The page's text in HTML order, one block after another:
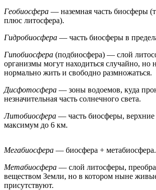
Геобиосфера — наземная часть биосферы
плюс литосфера).
Гидробиосфера — часть биосферы в
Гипобиосфера (подбиосфера) — слой
организмы могут находиться случайно, но
нормально жить и свободно размножаться.
Дисфотосфера — зоны водоемов, куда
незначительная часть солнечного света.
Литобиосфера — часть биосферы,
максимум до 6 км.
Мегабиосфера — биосфера + метабиосфера.
Метабиосфера — слой литосферы,
веществом Земли, но в котором ныне
присутствуют.